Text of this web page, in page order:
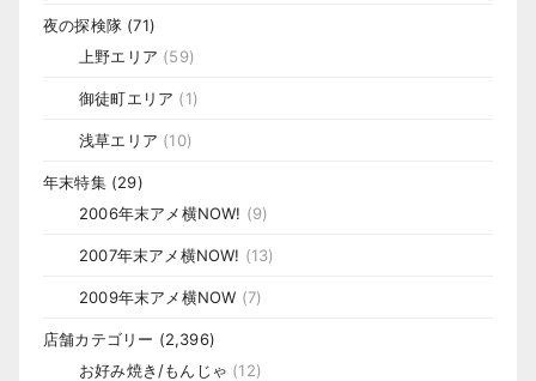
夜の探検隊 (71)
上野エリア (59)
御徒町エリア (1)
浅草エリア (10)
年末特集(29)
2006年末アメ横NOW! (9)
2007年末アメ横NOW! (13)
2009年末アメ横NOW (7)
店舗カテゴリー (2,396)
お好み焼き/もんじゃ (12)